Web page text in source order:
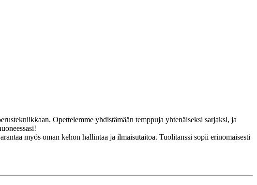
Opettelemme yhdistämään temppuja yhtenäiseksi sarjaksi, ja
myös oman kehon hallintaa ja ilmaisutaitoa. Tuolitanssi sopii erinomaisesti